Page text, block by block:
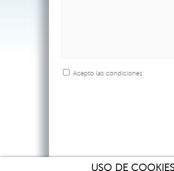
Acepto las condiciones
USO DE